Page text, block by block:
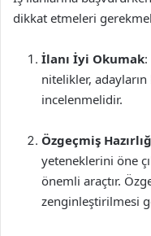
dikkat etmeleri
İlanı İyi Okumak
nitelikler,
incelenmelidir.
Özgeçmiş
yeteneklerini öne
önemli araçtır.
zenginleştirilmesi